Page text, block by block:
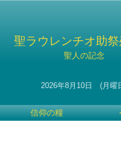
聖ラウレンチオ助
聖人の記念
2026年8月10日 (月曜
信仰の糧